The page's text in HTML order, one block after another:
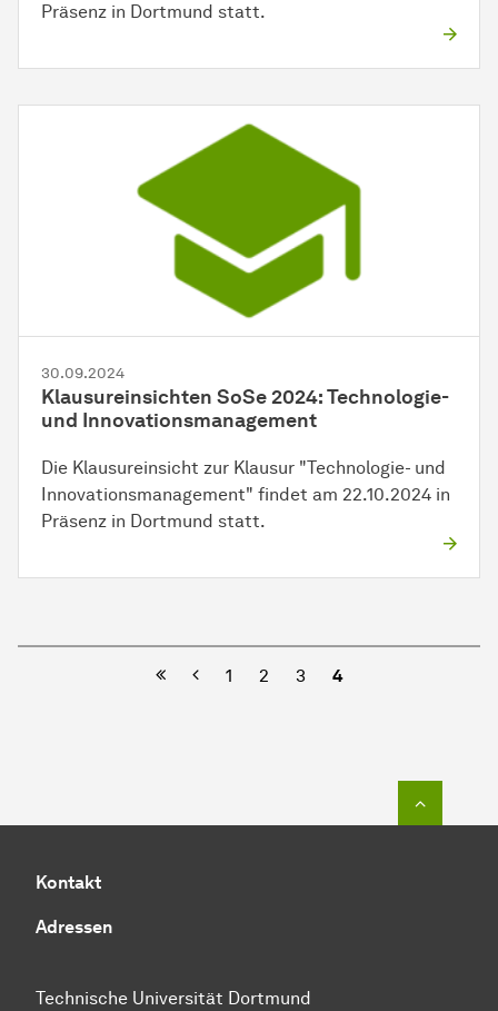
Präsenz in Dortmund statt.
30.09.2024
Klausureinsichten SoSe 2024: Technologie-
und Innovationsmanagement
Die Klausureinsicht zur Klausur "Technologie- und
Innovationsmanagement" findet am 22.10.2024 in
Präsenz in Dortmund statt.
Vorherige
1 2 3 4
Kontakt
Adressen
Technische Uni­ver­si­tät Dort­mund